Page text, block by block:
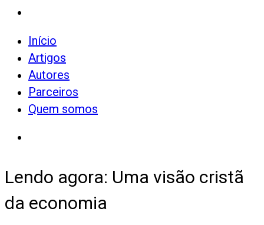
Início
Artigos
Autores
Parceiros
Quem somos
Lendo agora: Uma visão cristã
da economia